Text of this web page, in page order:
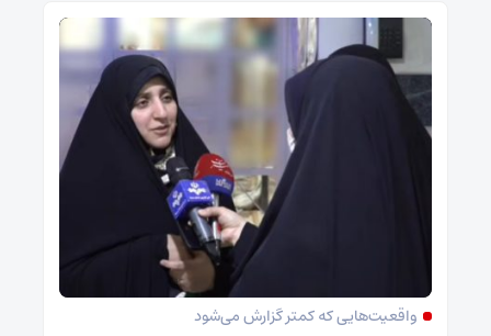
واقعیت‌هایی که کمتر گزارش می‌شود